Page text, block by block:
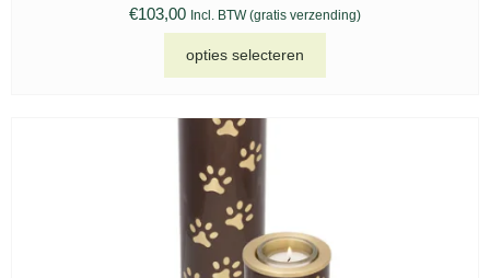
€103,00 Incl. BTW (gratis verzending)
opties selecteren